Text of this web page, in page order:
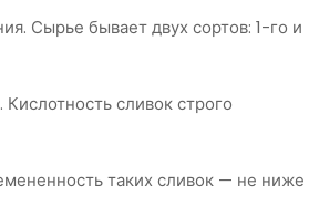
Сырье бывает двух сортов: 1-го и
сливок строго
таких сливок — не ниже